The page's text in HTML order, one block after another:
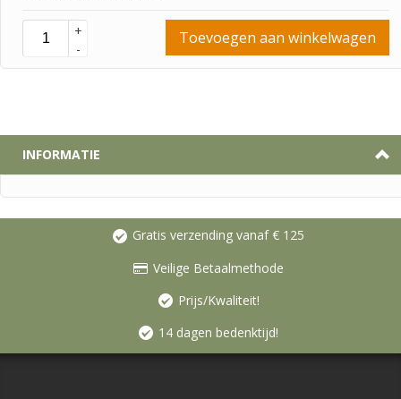
+
-
Toevoegen aan winkelwagen
INFORMATIE
Gratis verzending vanaf € 125
Veilige Betaalmethode
Prijs/Kwaliteit!
14 dagen bedenktijd!